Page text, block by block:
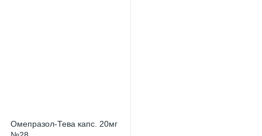
Омепразол-Тева капс. 20мг